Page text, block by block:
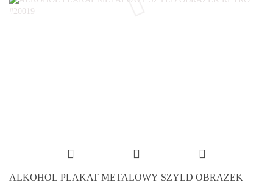
ALKOHOL PLAKAT METALOWY SZYLD OBRAZEK